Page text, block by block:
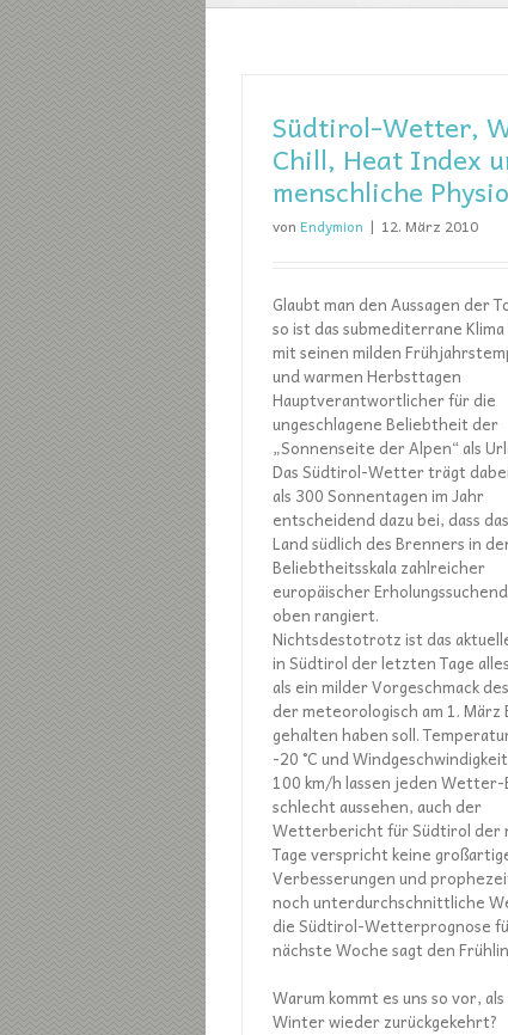
Südtirol-Wetter,
Chill, Heat Index
menschliche
von Endymion | 12. März 2010
Glaubt man den Aussagen der
so ist das submediterrane
mit seinen milden
und warmen Herbsttagen
Hauptverantwortlicher für die
ungeschlagene Beliebtheit der
„Sonnenseite der Alpen“ als
Das Südtirol-Wetter trägt
als 300 Sonnentagen im Jahr
entscheidend dazu bei, dass
Land südlich des Brenners in
Beliebtheitsskala zahlreicher
europäischer
oben rangiert.
Nichtsdestotrotz ist das
in Südtirol der letzten Tage
als ein milder Vorgeschmack
der meteorologisch am 1. März
gehalten haben soll.
-20 °C und
100 km/h lassen jeden
schlecht aussehen, auch der
Wetterbericht für Südtirol der
Tage verspricht keine
Verbesserungen und
noch unterdurchschnittliche
die Südtirol-Wetterprognose
nächste Woche sagt den
Warum kommt es uns so vor,
Winter wieder zurückgekehrt?